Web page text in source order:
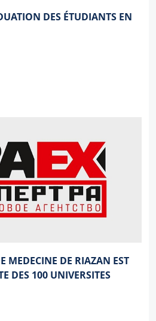
DES ÉTUDIANTS EN
MEDECINE DE RIAZAN EST
DES 100 UNIVERSITES